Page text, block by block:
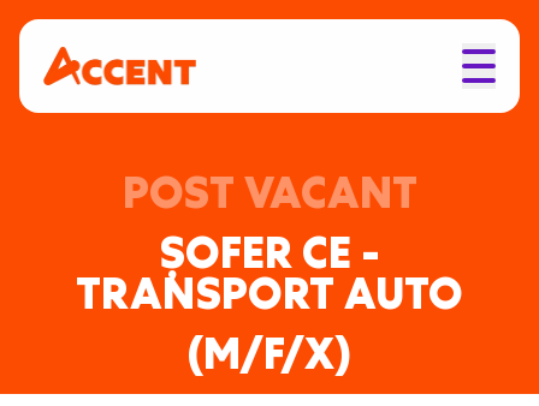
POST VACANT
ȘOFER CE -
TRANSPORT AUTO
(M/F/X)